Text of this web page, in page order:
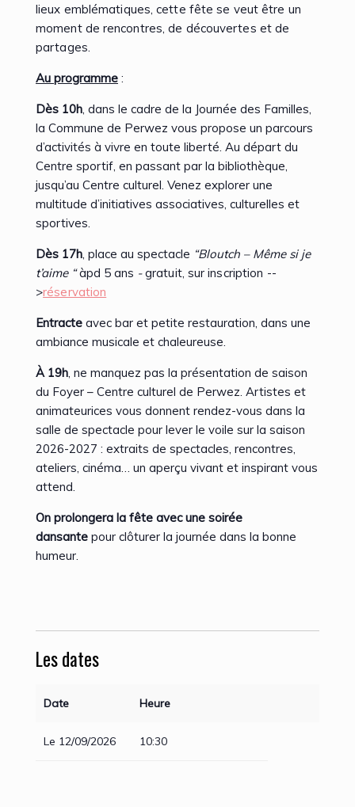
lieux emblématiques, cette fête se veut être un
moment de rencontres, de découvertes et de
partages.
Au programme :
Dès 10h , dans le cadre de la Journée des Familles,
la Commune de Perwez vous propose un parcours
d’activités à vivre en toute liberté. Au départ du
Centre sportif, en passant par la bibliothèque,
jusqu’au Centre culturel. Venez explorer une
multitude d’initiatives associatives, culturelles et
sportives.
Dès 17h , place au spectacle “Bloutch – Même si je
t’aime “àpd 5 ans -gratuit, sur inscription --
>réservation
Entracte avec bar et petite restauration, dans une
ambiance musicale et chaleureuse.
À 19h , ne manquez pas la présentation de saison
du Foyer – Centre culturel de Perwez. Artistes et
animateurices vous donnent rendez-vous dans la
salle de spectacle pour lever le voile sur la saison
2026-2027 : extraits de spectacles, rencontres,
ateliers, cinéma… un aperçu vivant et inspirant vous
attend.
On prolongera la fête avec une soirée
dansante pour clôturer la journée dans la bonne
humeur.
Les dates
Date Heure
Le 12/09/2026 10:30